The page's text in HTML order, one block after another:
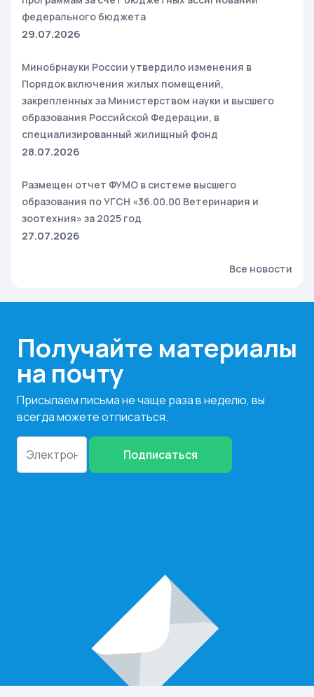
федерального бюджета
29.07.2026
Минобрнауки России утвердило изменения в
Порядок включения жилых помещений,
закрепленных за Министерством науки и высшего
образования Российской Федерации, в
специализированный жилищный фонд
28.07.2026
Размещен отчет ФУМО в системе высшего
образования по УГСН «36.00.00 Ветеринария и
зоотехния» за 2025 год
27.07.2026
Все новости
Получайте материалы
на почту
Присылаем письма не чаще раза в неделю, вы
всегда можете отписаться.
Подписаться